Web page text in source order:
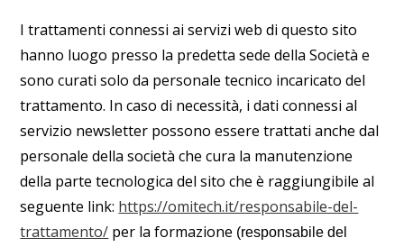
I trattamenti connessi ai servizi web di questo sito
hanno luogo presso la predetta sede della Società e
sono curati solo da personale tecnico incaricato del
trattamento. In caso di necessità, i dati connessi al
servizio newsletter possono essere trattati anche dal
personale della società che cura la manutenzione
della parte tecnologica del sito che è raggiungibile al
seguente link: https://omitech.it/responsabile-del-
trattamento/ per la formazione (responsabile del